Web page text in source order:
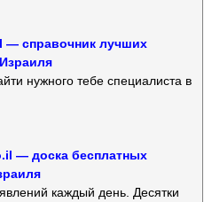
— справочник лучших
нужного тебе специалиста в
— доска бесплатных
каждый день. Десятки